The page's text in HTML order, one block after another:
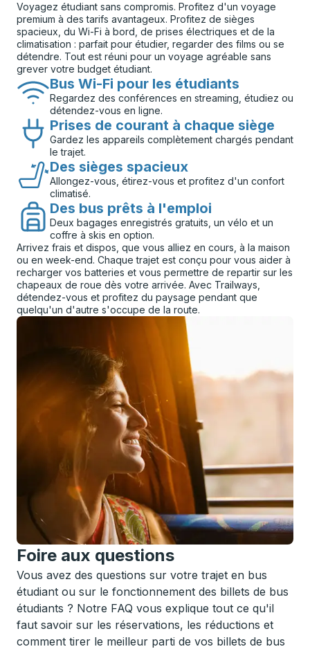
Voyagez étudiant sans compromis. Profitez d'un voyage
premium à des tarifs avantageux. Profitez de sièges
spacieux, du Wi-Fi à bord, de prises électriques et de la
climatisation : parfait pour étudier, regarder des films ou se
détendre. Tout est réuni pour un voyage agréable sans
grever votre budget étudiant.
Bus Wi-Fi pour les étudiants
Regardez des conférences en streaming, étudiez ou
détendez-vous en ligne.
Prises de courant à chaque siège
Gardez les appareils complètement chargés pendant
le trajet.
Des sièges spacieux
Allongez-vous, étirez-vous et profitez d'un confort
climatisé.
Des bus prêts à l'emploi
Deux bagages enregistrés gratuits, un vélo et un
coffre à skis en option.
Arrivez frais et dispos, que vous alliez en cours, à la maison
ou en week-end. Chaque trajet est conçu pour vous aider à
recharger vos batteries et vous permettre de repartir sur les
chapeaux de roue dès votre arrivée. Avec Trailways,
détendez-vous et profitez du paysage pendant que
quelqu'un d'autre s'occupe de la route.
Foire aux questions
Vous avez des questions sur votre trajet en bus
étudiant ou sur le fonctionnement des billets de bus
étudiants ? Notre FAQ vous explique tout ce qu'il
faut savoir sur les réservations, les réductions et
comment tirer le meilleur parti de vos billets de bus